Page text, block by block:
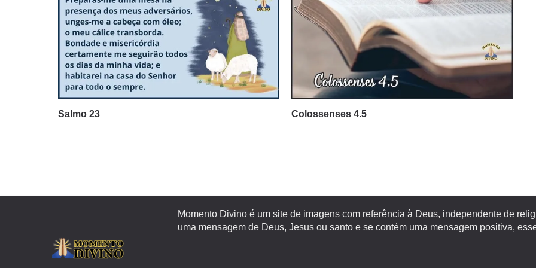
Salmo 23 Colossenses 4.5
Momento Divino é um site de imagens com referência à Deus, independente de
uma mensagem de Deus, Jesus ou santo e se contém uma mensagem positiva,